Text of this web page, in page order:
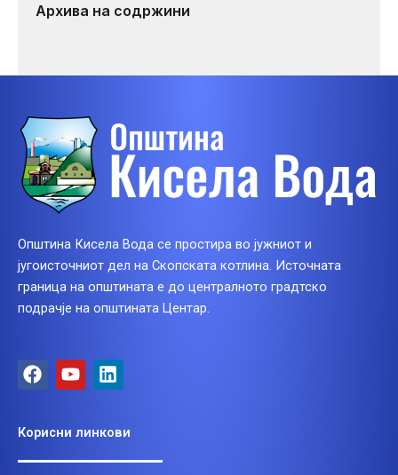
Архива на содржини
Општина Кисела Вода се простира во јужниот и
југоисточниот дел на Скопската котлина. Источната
граница на општината е до централното градтско
подрачје на општината Центар.
F
a
b
o
Y
o
u
b
L
i
e
d
Корисни линкови